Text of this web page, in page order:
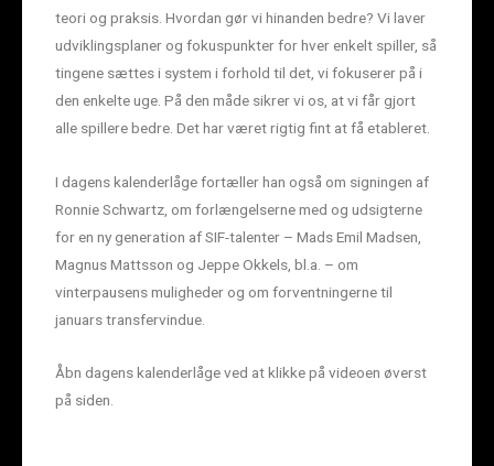
teori og praksis. Hvordan gør vi hinanden bedre? Vi laver
udviklingsplaner og fokuspunkter for hver enkelt spiller, så
tingene sættes i system i forhold til det, vi fokuserer på i
den enkelte uge. På den måde sikrer vi os, at vi får gjort
alle spillere bedre. Det har været rigtig fint at få etableret.
I dagens kalenderlåge fortæller han også om signingen af
Ronnie Schwartz, om forlængelserne med og udsigterne
for en ny generation af SIF-talenter – Mads Emil Madsen,
Magnus Mattsson og Jeppe Okkels, bl.a. – om
vinterpausens muligheder og om forventningerne til
januars transfervindue.
Åbn dagens kalenderlåge ved at klikke på videoen øverst
på siden.